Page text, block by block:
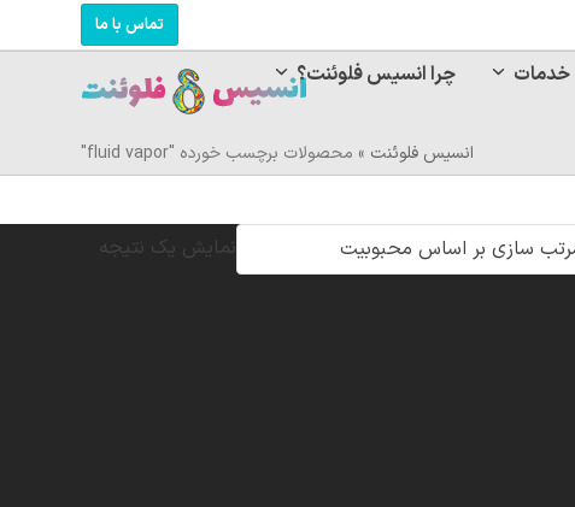
تماس با ما
چرا انسیس فلوئنت؟ خدمات
انسیس فلوئنت » محصولات برچسب خورده "fluid vapor"
نمایش یک نتیجه